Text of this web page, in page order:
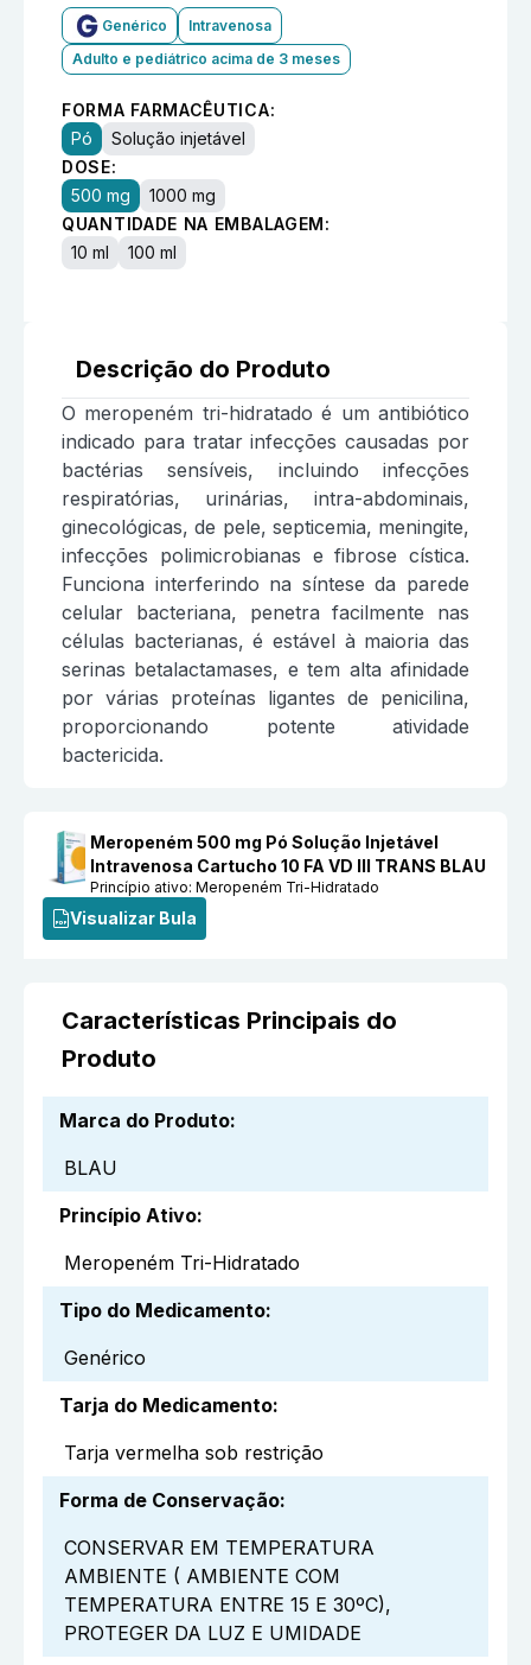
Genérico
Intravenosa
Adulto e pediátrico acima de 3 meses
FORMA FARMACÊUTICA:
Pó
Solução injetável
DOSE:
500 mg
1000 mg
QUANTIDADE NA EMBALAGEM:
10 ml
100 ml
Descrição do Produto
O meropeném tri-hidratado é um antibiótico
indicado para tratar infecções causadas por
bactérias sensíveis, incluindo infecções
respiratórias, urinárias, intra-abdominais,
ginecológicas, de pele, septicemia, meningite,
infecções polimicrobianas e fibrose cística.
Funciona interferindo na síntese da parede
celular bacteriana, penetra facilmente nas
células bacterianas, é estável à maioria das
serinas betalactamases, e tem alta afinidade
por várias proteínas ligantes de penicilina,
proporcionando potente atividade
bactericida.
Meropeném 500 mg Pó Solução Injetável
Intravenosa Cartucho 10 FA VD III TRANS BLAU
Princípio ativo:Meropeném Tri-Hidratado
Visualizar Bula
Características Principais do
Produto
Marca do Produto:
BLAU
Princípio Ativo:
Meropeném Tri-Hidratado
Tipo do Medicamento:
Genérico
Tarja do Medicamento:
Tarja vermelha sob restrição
Forma de Conservação:
CONSERVAR EM TEMPERATURA
AMBIENTE ( AMBIENTE COM
TEMPERATURA ENTRE 15 E 30ºC),
PROTEGER DA LUZ E UMIDADE